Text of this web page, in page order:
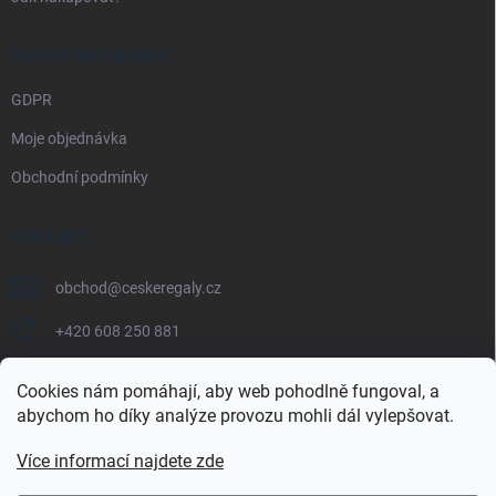
Cookies nám pomáhají, aby web pohodlně fungoval, a
abychom ho díky analýze provozu mohli dál vylepšovat.
Více informací najdete zde
PRÁVNÍ INFORMACE
GDPR
Moje objednávka
Obchodní podmínky
KONTAKT
obchod@ceskeregaly.cz
+420 608 250 881